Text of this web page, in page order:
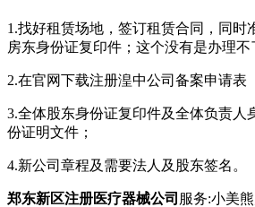
1.找好租赁场地，签订租赁合同，同时
房东身份证复印件；这个没有是办理不
2.在官网下载注册湟中公司备案申请表
3.全体股东身份证复印件及全体负责人
份证明文件；
4.新公司章程及需要法人及股东签名。
郑东新区注册医疗器械公司 服务:小美